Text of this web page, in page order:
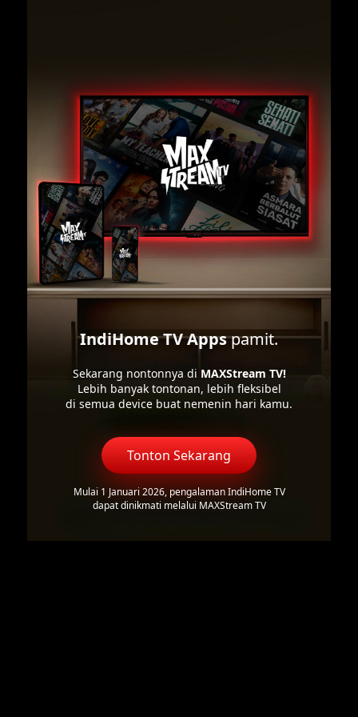
IndiHome TV Appspamit.
Sekarang nontonnya di MAXStream TV!
Lebih banyak tontonan, lebih fleksibel
di semua device buat nemenin hari kamu.
Tonton Sekarang
Mulai 1 Januari 2026, pengalaman IndiHome TV
dapat dinikmati melalui MAXStream TV